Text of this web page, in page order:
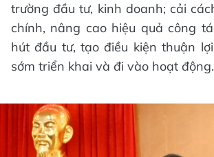
trường đầu tư, kinh doanh; cải
chính, nâng cao hiệu quả công
hút đầu tư, tạo điều kiện thuận
sớm triển khai và đi vào hoạt động.